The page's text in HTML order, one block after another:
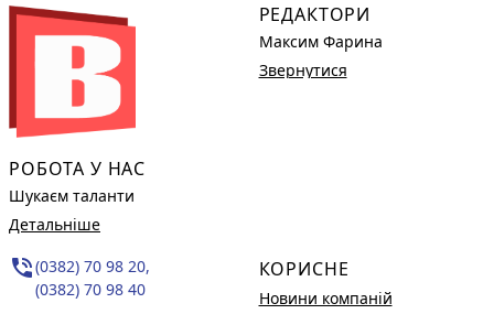
РОБОТА У НАС
Шукаєм таланти
Детальніше
phone_in_talk(0382) 70 98 20,
(0382) 70 98 40
РЕДАКТОРИ
Максим Фарина
Звернутися
КОРИСНЕ
Новини компаній